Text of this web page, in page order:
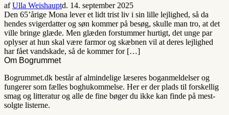
afUlla Weishauptd. 14. september 2025
Den 65’årige Mona lever et lidt trist liv i sin lille lejlighed, så da
hendes svigerdatter og søn kommer på besøg, skulle man tro, at det
ville bringe glæde. Men glæden forstummer hurtigt, det unge par
oplyser at hun skal være farmor og skæbnen vil at deres lejlighed
har fået vandskade, så de kommer for […]
Om Bogrummet
Bogrummet.dk består af almindelige læseres boganmeldelser og
fungerer som fælles boghukommelse. Her er der plads til forskellig
smag og litteratur og alle de fine bøger du ikke kan finde på mest-
solgte listerne.